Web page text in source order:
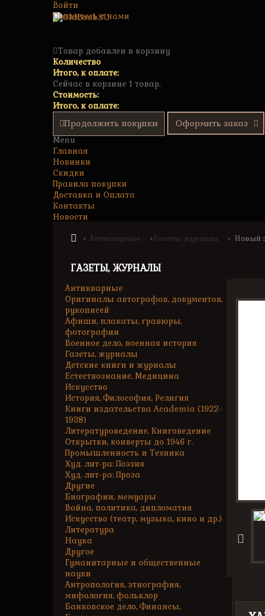
Войти
Свяжитесь с нами
Товар добавлен в корзину
Количество
Итого, к оплате:
Сейчас в корзине 1 товар.
Стоимость:
Итого, к оплате:
Продолжить покупки Оформить заказ
Menu
Главная
Новинки
Скидки
Правила покупки
Доставка и Оплата
Контакты
Новости
> Антикварные > Газеты, журналы > Новый
ГАЗЕТЫ, ЖУРНАЛЫ
Антикварные
Оригиналы автографов, документов,
рукописей
Афиши, плакаты, гравюры,
фотографии
Военное дело, военная история
Газеты, журналы
Детские книги и журналы
Естествознание, Медицина
Искусство
История, Философия, Религия
Книги издательства Academia (1922-
1938)
Литературоведение, Книговедение
Открытки, конверты до 1946 г.
Промышленность и Техника
Худ. лит-ра: Поэзия
Худ. лит-ра: Проза
Другие
Биографии, мемуары
Война, политика, дипломатия
Искусство (театр, музыка, кино и др.)
Литература
Наука
Другое
Гуманитарные и общественные
науки
Антропология, этнография,
мифология, фольклор
Банковское дело, Финансы,